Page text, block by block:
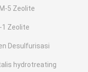
5 Zeolite
1 Zeolite
Desulfurisasi
hydrotreating